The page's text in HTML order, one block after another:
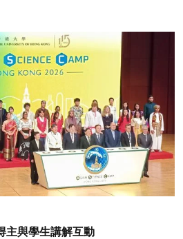
主與學生講解互動